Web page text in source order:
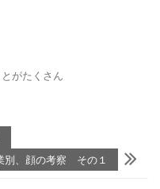
がたくさん
別、顔の考察 その１